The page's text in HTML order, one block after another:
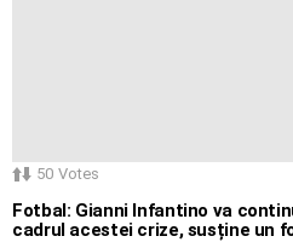
50 Votes
Fotbal: Gianni Infantino va
cadrul acestei crize, susține un